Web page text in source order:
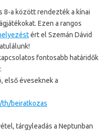
8-a között rendezték a kínai
Ezen a rangos
ért el Szemán Dávid
fontosabb határidők
első éveseknek a
beiratkozas
tárgyleadás a Neptunban